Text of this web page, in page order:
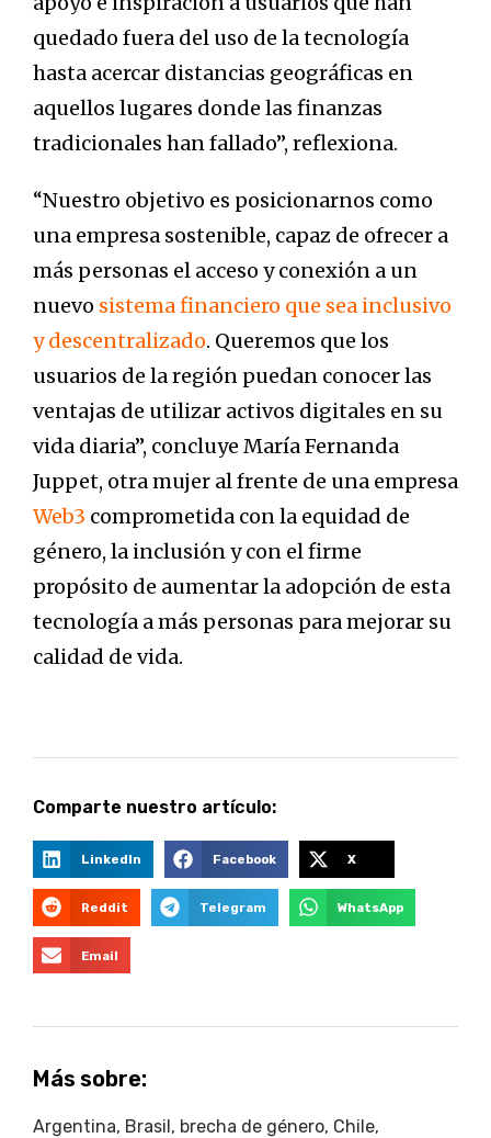
quedado fuera del uso de la tecnología
hasta acercar distancias geográficas en
aquellos lugares donde las finanzas
tradicionales han fallado”, reflexiona.
“Nuestro objetivo es posicionarnos como
una empresa sostenible, capaz de ofrecer a
más personas el acceso y conexión a un
nuevo sistema financiero que sea inclusivo
y descentralizado. Queremos que los
usuarios de la región puedan conocer las
ventajas de utilizar activos digitales en su
vida diaria”, concluye María Fernanda
Juppet, otra mujer al frente de una empresa
Web3 comprometida con la equidad de
género, la inclusión y con el firme
propósito de aumentar la adopción de esta
tecnología a más personas para mejorar su
calidad de vida.
Comparte nuestro artículo:
LinkedIn Facebook X
Reddit Telegram WhatsApp
Email
Más sobre:
Argentina, Brasil, brecha de género, Chile,